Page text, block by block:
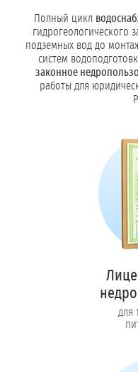
Полный цикл
гидрогеологического
подземных вод до
систем
законное
работы для
для